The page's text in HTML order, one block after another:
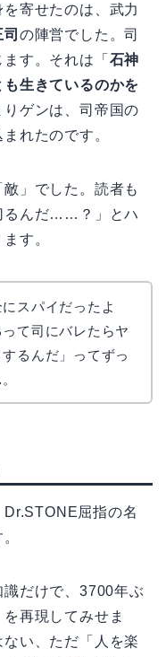
寄せたのは、武力
の陣営でした。司
す。それは「 石神
生きているのかを
りゲンは、司帝国の
れたのです。
」でした。読者も
るんだ……？」とハ
す。
スパイだったよ
て司にバレたらヤ
るんだ」ってずっ
屈指の名
だけで、3700年ぶ
を再現してみせま
い、ただ「人を楽